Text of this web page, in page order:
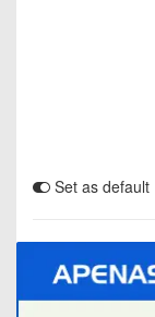
Set as default